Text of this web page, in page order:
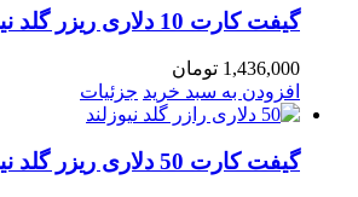
گیفت کارت 10 دلاری ریزر گلد نیوزلند
1,436,000 تومان
افزودن به سبد خرید جزئیات
گیفت کارت 50 دلاری ریزر گلد نیوزلند